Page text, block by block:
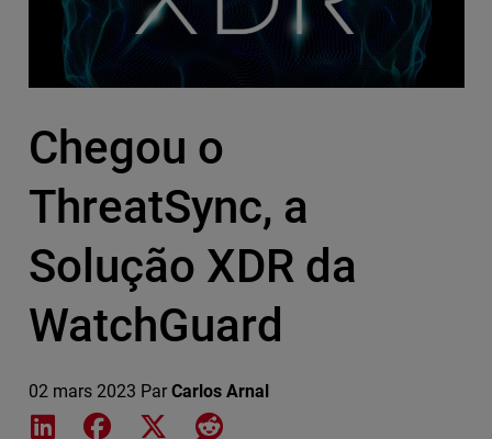
Chegou o
ThreatSync, a
Solução XDR da
WatchGuard
02 mars 2023 Par Carlos Arnal
Share on LinkedIn
Share on Facebook
Share on XShare on Reddit